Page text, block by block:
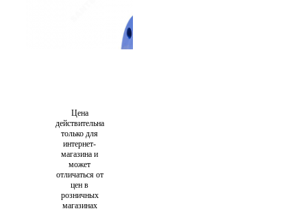
Цена
действительна
только для
интернет-
магазина и
может
отличаться от
цен в
розничных
магазинах